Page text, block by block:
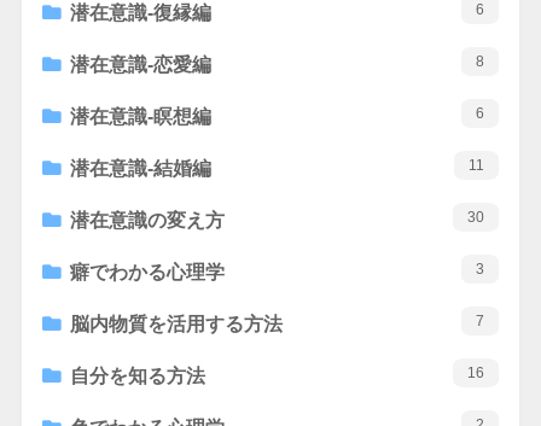
潜在意識-復縁編 6
潜在意識-恋愛編 8
潜在意識-瞑想編 6
潜在意識-結婚編 11
潜在意識の変え方 30
癖でわかる心理学 3
脳内物質を活用する方法 7
自分を知る方法 16